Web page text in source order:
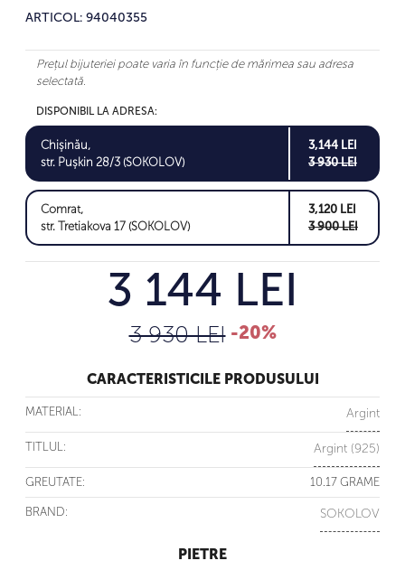
ARTICOL: 94040355
Prețul bijuteriei poate varia în funcție de mărimea sau adresa
selectată.
DISPONIBIL LA ADRESA:
Chișinău,
str. Pușkin 28/3 (SOKOLOV)
3,144 LEI
3 930 LEI
Comrat,
str. Tretiakova 17 (SOKOLOV)
3,120 LEI
3 900 LEI
3 144 LEI
3 930 LEI -20%
CARACTERISTICILE PRODUSULUI
MATERIAL: Argint
TITLUL: Argint (925)
GREUTATE: 10.17 GRAME
BRAND: SOKOLOV
PIETRE